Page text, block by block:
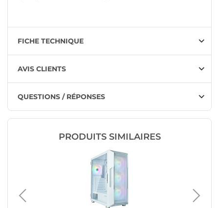
FICHE TECHNIQUE
AVIS CLIENTS
QUESTIONS / RÉPONSES
PRODUITS SIMILAIRES